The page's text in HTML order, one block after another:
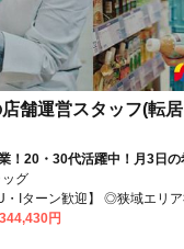
舗運営スタッフ(転
！20・30代活躍中！月3日
万円／販促企画～商品
グ
Iターン歓迎】 ◎狭域エリア社員
ん。 ◎マイカー通勤OK
円